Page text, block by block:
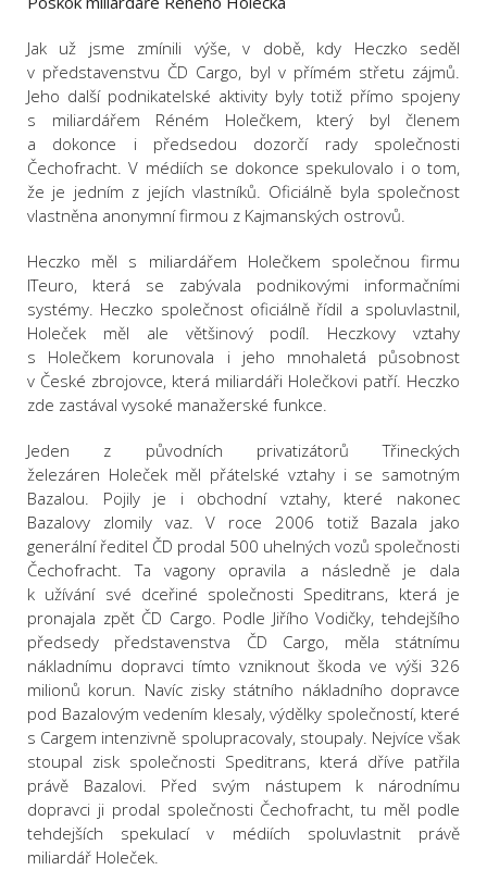
Jak už jsme zmínili výše, v době, kdy Heczko seděl
v představenstvu ČD Cargo, byl v přímém střetu zájmů.
Jeho další podnikatelské aktivity byly totiž přímo spojeny
s miliardářem Réném Holečkem, který byl členem
a dokonce i předsedou dozorčí rady společnosti
Čechofracht. V médiích se dokonce spekulovalo i o tom,
že je jedním z jejích vlastníků. Oficiálně byla společnost
vlastněna anonymní firmou z Kajmanských ostrovů.
Heczko měl s miliardářem Holečkem společnou firmu
ITeuro, která se zabývala podnikovými informačními
systémy. Heczko společnost oficiálně řídil a spoluvlastnil,
Holeček měl ale většinový podíl. Heczkovy vztahy
s Holečkem korunovala i jeho mnohaletá působnost
v České zbrojovce, která miliardáři Holečkovi patří. Heczko
zde zastával vysoké manažerské funkce.
Jeden z původních privatizátorů Třineckých
železáren Holeček měl přátelské vztahy i se samotným
Bazalou. Pojily je i obchodní vztahy, které nakonec
Bazalovy zlomily vaz. V roce 2006 totiž Bazala jako
generální ředitel ČD prodal 500 uhelných vozů společnosti
Čechofracht. Ta vagony opravila a následně je dala
k užívání své dceřiné společnosti Speditrans, která je
pronajala zpět ČD Cargo. Podle Jiřího Vodičky, tehdejšího
předsedy představenstva ČD Cargo, měla státnímu
nákladnímu dopravci tímto vzniknout škoda ve výši 326
milionů korun. Navíc zisky státního nákladního dopravce
pod Bazalovým vedením klesaly, výdělky společností, které
s Cargem intenzivně spolupracovaly, stoupaly. Nejvíce však
stoupal zisk společnosti Speditrans, která dříve patřila
právě Bazalovi. Před svým nástupem k národnímu
dopravci ji prodal společnosti Čechofracht, tu měl podle
tehdejších spekulací v médiích spoluvlastnit právě
miliardář Holeček.